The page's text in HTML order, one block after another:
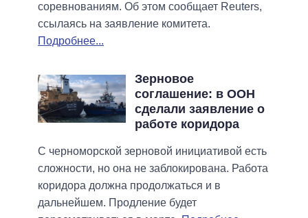
соревнованиям. Об этом сообщает Reuters,
ссылаясь на заявление комитета.
Подробнее...
Зерновое
соглашение: в ООН
сделали заявление о
работе коридора
С черноморской зерновой инициативой есть
сложности, но она не заблокирована. Работа
коридора должна продолжаться и в
дальнейшем. Продление будет